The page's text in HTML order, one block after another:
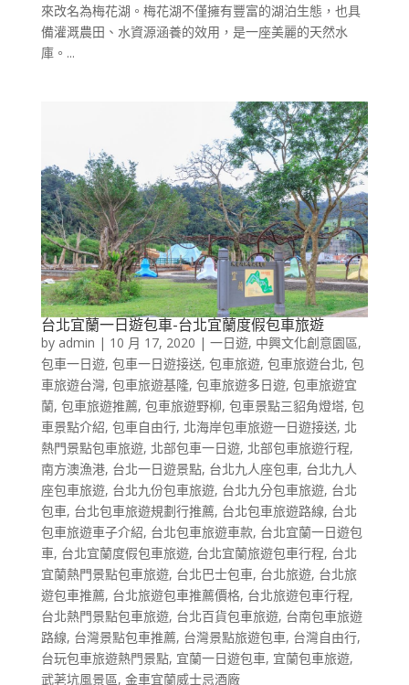
來改名為梅花湖。梅花湖不僅擁有豐富的湖泊生態，也具
備灌溉農田、水資源涵養的效用，是一座美麗的天然水
庫。...
台北宜蘭一日遊包車-台北宜蘭度假包車旅遊
by admin | 10 月 17, 2020 | 一日遊, 中興文化創意園區,
包車一日遊, 包車一日遊接送, 包車旅遊, 包車旅遊台北, 包
車旅遊台灣, 包車旅遊基隆, 包車旅遊多日遊, 包車旅遊宜
蘭, 包車旅遊推薦, 包車旅遊野柳, 包車景點三貂角燈塔, 包
車景點介紹, 包車自由行, 北海岸包車旅遊一日遊接送, 北
熱門景點包車旅遊, 北部包車一日遊, 北部包車旅遊行程,
南方澳漁港, 台北一日遊景點, 台北九人座包車, 台北九人
座包車旅遊, 台北九份包車旅遊, 台北九分包車旅遊, 台北
包車, 台北包車旅遊規劃行推薦, 台北包車旅遊路線, 台北
包車旅遊車子介紹, 台北包車旅遊車款, 台北宜蘭一日遊包
車, 台北宜蘭度假包車旅遊, 台北宜蘭旅遊包車行程, 台北
宜蘭熱門景點包車旅遊, 台北巴士包車, 台北旅遊, 台北旅
遊包車推薦, 台北旅遊包車推薦價格, 台北旅遊包車行程,
台北熱門景點包車旅遊, 台北百貨包車旅遊, 台南包車旅遊
路線, 台灣景點包車推薦, 台灣景點旅遊包車, 台灣自由行,
台玩包車旅遊熱門景點, 宜蘭一日遊包車, 宜蘭包車旅遊,
武荖坑風景區, 金車宜蘭威士忌酒廠